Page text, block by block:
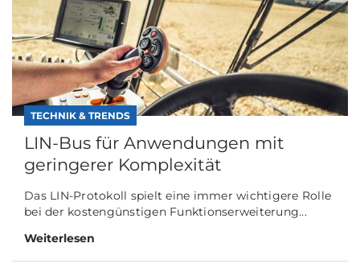
TECHNIK & TRENDS
LIN-Bus für Anwendungen mit
geringerer Komplexität
Das LIN-Protokoll spielt eine immer wichtigere Rolle
bei der kostengünstigen Funktionserweiterung...
Weiterlesen